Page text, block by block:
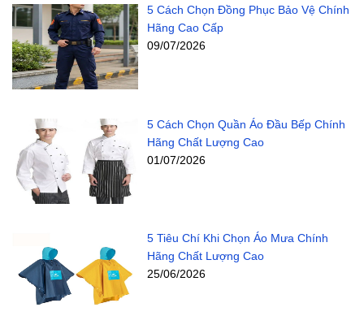
5 Cách Chọn Đồng Phục Bảo Vệ Chính
Hãng Cao Cấp
09/07/2026
5 Cách Chọn Quần Áo Đầu Bếp Chính
Hãng Chất Lượng Cao
01/07/2026
5 Tiêu Chí Khi Chọn Áo Mưa Chính
Hãng Chất Lượng Cao
25/06/2026